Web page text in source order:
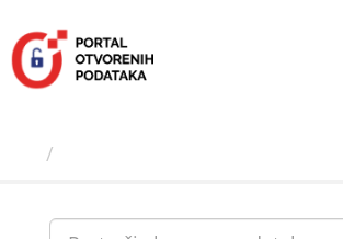
sadržaj